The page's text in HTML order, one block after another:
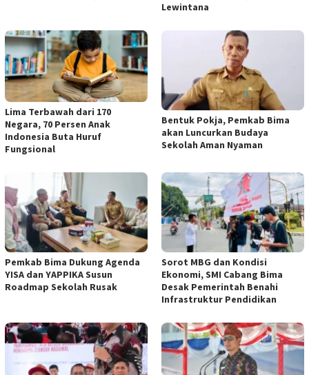
Lewintana
Lima Terbawah dari 170
Negara, 70 Persen Anak
Indonesia Buta Huruf
Fungsional
Bentuk Pokja, Pemkab Bima
akan Luncurkan Budaya
Sekolah Aman Nyaman
Pemkab Bima Dukung Agenda
YISA dan YAPPIKA Susun
Roadmap Sekolah Rusak
Sorot MBG dan Kondisi
Ekonomi, SMI Cabang Bima
Desak Pemerintah Benahi
Infrastruktur Pendidikan